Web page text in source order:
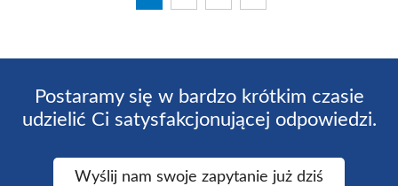
Postaramy się w bardzo krótkim czasie
udzielić Ci satysfakcjonującej odpowiedzi.
Wyślij nam swoje zapytanie już dziś